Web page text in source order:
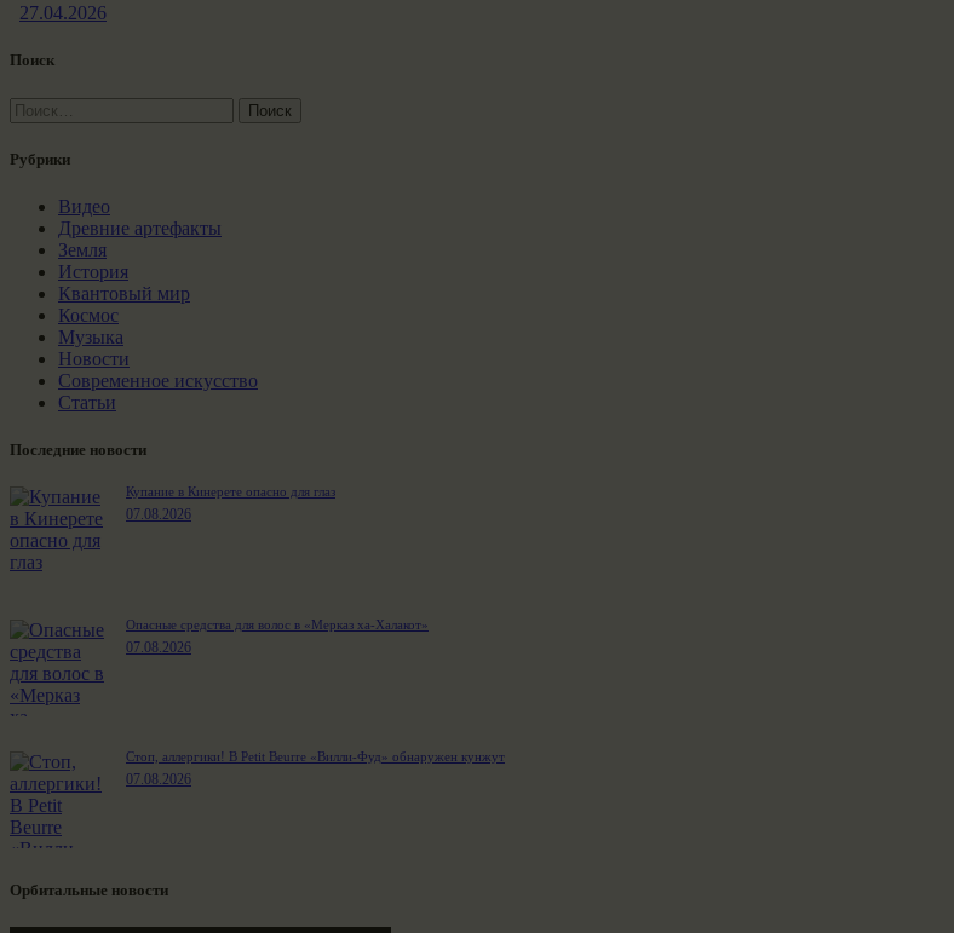
27.04.2026
Поиск
Найти:
Рубрики
Видео
Древние артефакты
Земля
История
Квантовый мир
Космос
Музыка
Новости
Современное искусство
Статьи
Последние новости
Купание в Кинерете опасно для глаз
07.08.2026
Опасные средства для волос в «Мерказ ха-Халакот»
07.08.2026
Стоп, аллергики! В Petit Beurre «Вилли-Фуд» обнаружен кунжут
07.08.2026
Орбитальные новости